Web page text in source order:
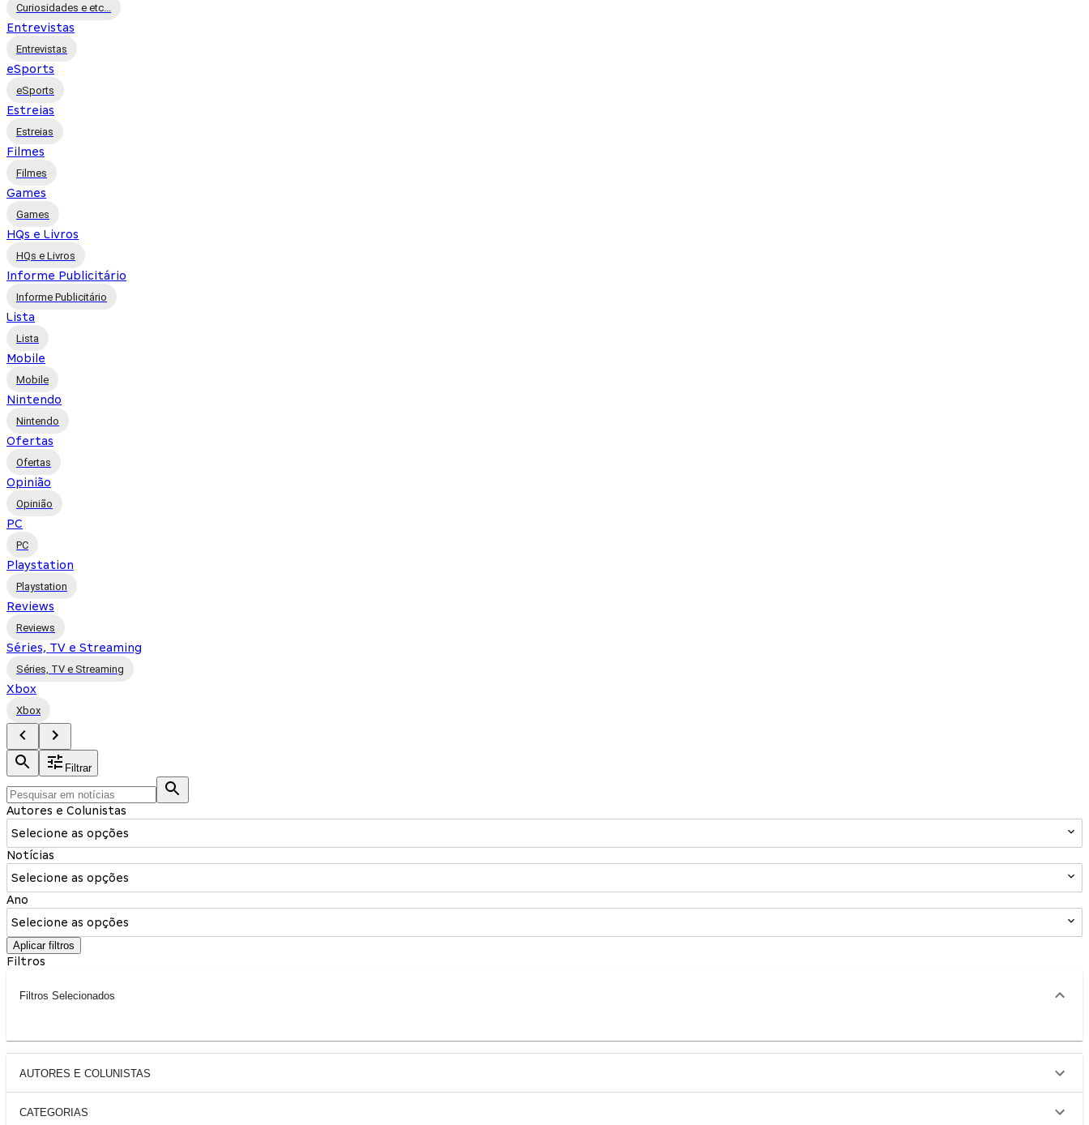
Curiosidades e etc...
Entrevistas
Entrevistas
eSports
eSports
Estreias
Estreias
Filmes
Filmes
Games
Games
HQs e Livros
HQs e Livros
Informe Publicitário
Informe Publicitário
Lista
Lista
Mobile
Mobile
Nintendo
Nintendo
Ofertas
Ofertas
Opinião
Opinião
PC
PC
Playstation
Playstation
Reviews
Reviews
Séries, TV e Streaming
Séries, TV e Streaming
Xbox
Xbox
Filtrar
Autores e Colunistas
Selecione as opções
Notícias
Selecione as opções
Ano
Selecione as opções
Aplicar filtros
Filtros
Filtros Selecionados
AUTORES E COLUNISTAS
CATEGORIAS